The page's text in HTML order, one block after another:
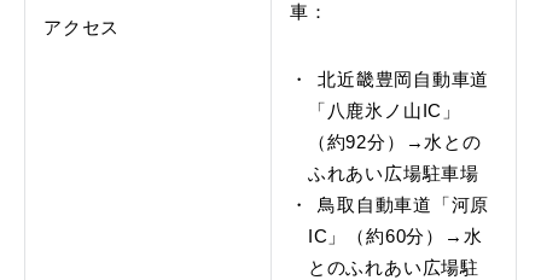
アクセス
車：
北近畿豊岡自動車道
「八鹿氷ノ山IC」
（約92分）→水との
ふれあい広場駐車場
鳥取自動車道「河原
IC」（約60分）→水
とのふれあい広場駐